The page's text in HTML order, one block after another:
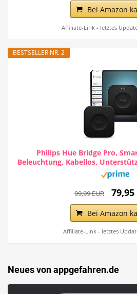
Bei Amazon
Affiliate-Link - letztes
BESTSELLER NR. 2
Philips Hue Bridge Pro,
Beleuchtung, Kabellos,
99,99 EUR 79,95
Bei Amazon
Affiliate-Link - letztes
Neues von appgefahren.de